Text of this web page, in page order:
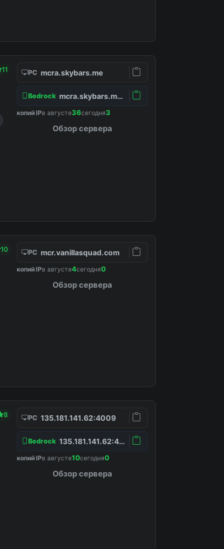
11 PC mcra.skybars.me
Bedrock mcra.skybars.me:19132
копий IPв августе36сегодня3
Обзор сервера
10 PC mcr.vanillasquad.com
копий IPв августе4сегодня0
Обзор сервера
8 PC 135.181.141.62:4009
Bedrock 135.181.141.62:4157
копий IPв августе10сегодня0
Обзор сервера